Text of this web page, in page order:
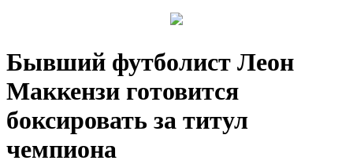
Бывший футболист Леон
Маккензи готовится
боксировать за титул
чемпиона